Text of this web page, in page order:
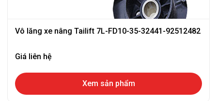
Vô lăng xe nâng Tailift 7L-FD10-35-32441-92512482
Giá liên hệ
Xem sản phẩm